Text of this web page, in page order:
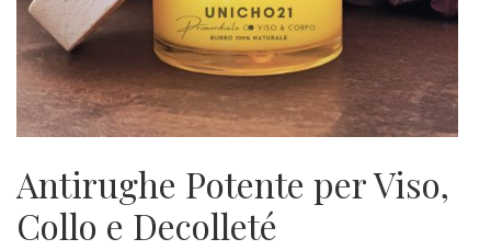
Antirughe Potente per Viso,
Collo e Decolleté